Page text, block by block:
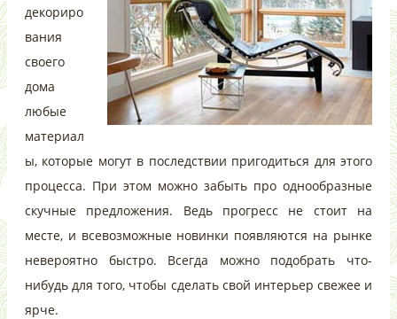
декориро
вания
своего
дома
любые
материал
ы, которые могут в последствии пригодиться для этого
процесса. При этом можно забыть про однообразные
скучные предложения. Ведь прогресс не стоит на
месте, и всевозможные новинки появляются на рынке
невероятно быстро. Всегда можно подобрать что-
нибудь для того, чтобы сделать свой интерьер свежее и
ярче.